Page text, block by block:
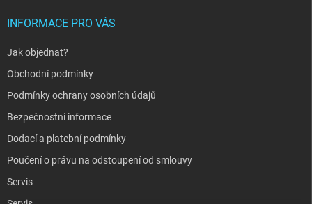
INFORMACE PRO VÁS
Jak objednat?
Obchodní podmínky
Podmínky ochrany osobních údajů
Bezpečnostní informace
Dodací a platební podmínky
Poučení o právu na odstoupení od smlouvy
Servis